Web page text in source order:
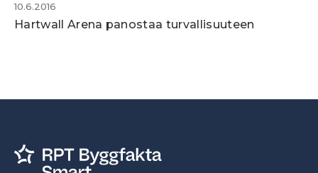
10.6.2016
Hartwall Arena panostaa turvallisuuteen